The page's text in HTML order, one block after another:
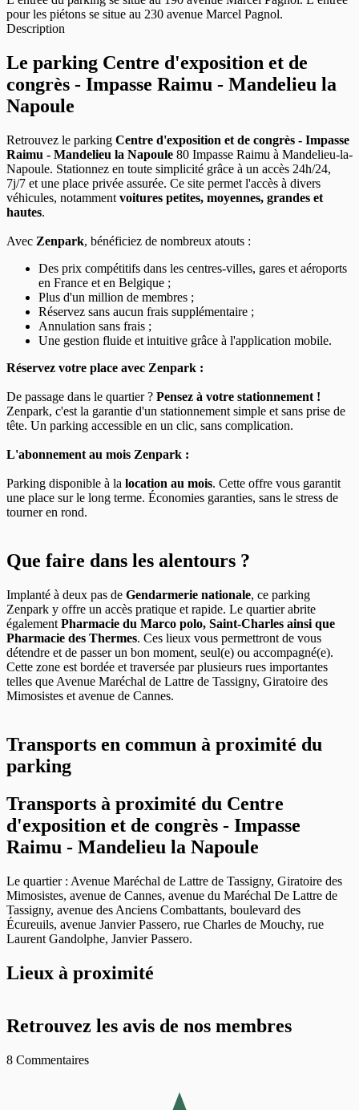
pour les piétons se situe au 230 avenue Marcel Pagnol.
Description
Le parking Centre d'exposition et de
congrès - Impasse Raimu - Mandelieu la
Napoule
Retrouvez le parking Centre d'exposition et de congrès - Impasse
Raimu - Mandelieu la Napoule 80 Impasse Raimu à Mandelieu-la-
Napoule. Stationnez en toute simplicité grâce à un accès 24h/24,
7j/7 et une place privée assurée. Ce site permet l'accès à divers
véhicules, notamment voitures petites, moyennes, grandes et
hautes.
Avec Zenpark, bénéficiez de nombreux atouts :
Des prix compétitifs dans les centres-villes, gares et aéroports
en France et en Belgique ;
Plus d'un million de membres ;
Réservez sans aucun frais supplémentaire ;
Annulation sans frais ;
Une gestion fluide et intuitive grâce à l'application mobile.
Réservez votre place avec Zenpark :
De passage dans le quartier ? Pensez à votre stationnement !
Zenpark, c'est la garantie d'un stationnement simple et sans prise de
tête. Un parking accessible en un clic, sans complication.
L'abonnement au mois Zenpark :
Parking disponible à la location au mois. Cette offre vous garantit
une place sur le long terme. Économies garanties, sans le stress de
tourner en rond.
Que faire dans les alentours ?
Implanté à deux pas de Gendarmerie nationale, ce parking
Zenpark y offre un accès pratique et rapide. Le quartier abrite
également Pharmacie du Marco polo, Saint-Charles ainsi que
Pharmacie des Thermes. Ces lieux vous permettront de vous
détendre et de passer un bon moment, seul(e) ou accompagné(e).
Cette zone est bordée et traversée par plusieurs rues importantes
telles que Avenue Maréchal de Lattre de Tassigny, Giratoire des
Mimosistes et avenue de Cannes.
Transports en commun à proximité du
parking
Transports à proximité du Centre
d'exposition et de congrès - Impasse
Raimu - Mandelieu la Napoule
Le quartier : Avenue Maréchal de Lattre de Tassigny, Giratoire des
Mimosistes, avenue de Cannes, avenue du Maréchal De Lattre de
Tassigny, avenue des Anciens Combattants, boulevard des
Écureuils, avenue Janvier Passero, rue Charles de Mouchy, rue
Laurent Gandolphe, Janvier Passero.
Lieux à proximité
Retrouvez les avis de nos membres
8 Commentaires